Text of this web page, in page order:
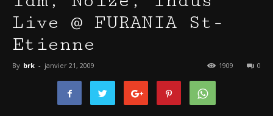
Live @ FURANIA St-
Etienne
By brk - janvier 21, 2009 0
1909